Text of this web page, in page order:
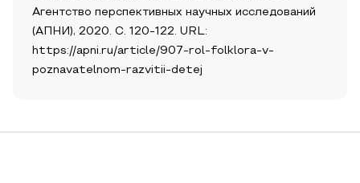
Агентство перспективных научных исследований
(АПНИ), 2020. С. 120-122. URL:
https://apni.ru/article/907-rol-folklora-v-
poznavatelnom-razvitii-detej